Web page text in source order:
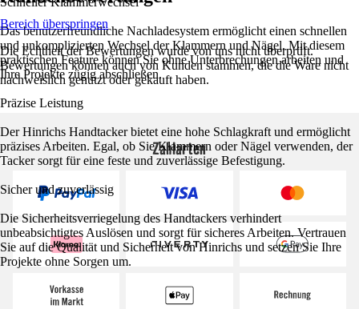
Das benutzerfreundliche Nachladesystem ermöglicht einen schnellen
und unkomplizierten Wechsel der Klammern und Nägel. Mit diesem
praktischen Feature können Sie ohne Unterbrechungen arbeiten und
Ihre Projekte zügig abschließen.
Präzise Leistung
Der Hinrichs Handtacker bietet eine hohe Schlagkraft und ermöglicht
präzises Arbeiten. Egal, ob Sie Klammern oder Nägel verwenden, der
Tacker sorgt für eine feste und zuverlässige Befestigung.
Sicher und zuverlässig
Die Sicherheitsverriegelung des Handtackers verhindert
unbeabsichtigtes Auslösen und sorgt für sicheres Arbeiten. Vertrauen
Sie auf die Qualität und Sicherheit von Hinrichs und setzen Sie Ihre
Projekte ohne Sorgen um.
Bereich überspringen
Die Echtheit der Bewertungen wurde von uns nicht überprüft.
Bewertungen können auch von Kunden stammen, die die Ware nicht
nachweislich genutzt oder gekauft haben.
Zahlarten